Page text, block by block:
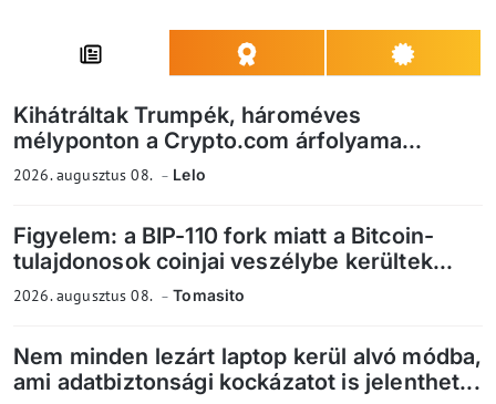
Kihátráltak Trumpék, hároméves
mélyponton a Crypto.com árfolyama...
2026. augusztus 08. Lelo
Figyelem: a BIP-110 fork miatt a Bitcoin-
tulajdonosok coinjai veszélybe kerültek...
2026. augusztus 08. Tomasito
Nem minden lezárt laptop kerül alvó módba,
ami adatbiztonsági kockázatot is jelenthet...